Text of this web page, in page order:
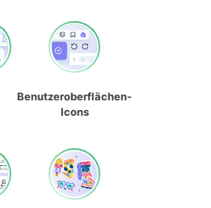
Benutzeroberflächen-
Icons